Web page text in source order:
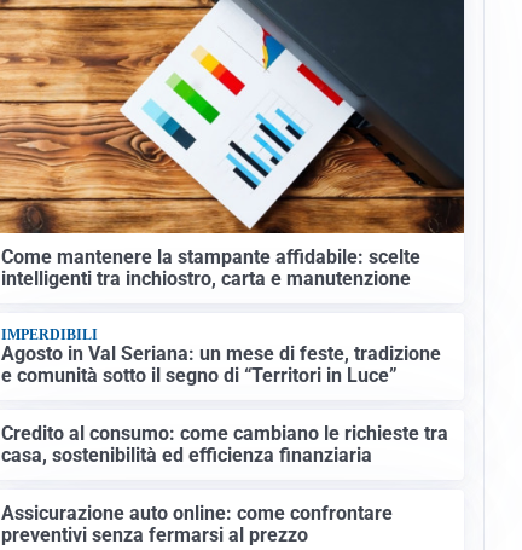
Come mantenere la stampante affidabile: scelte
intelligenti tra inchiostro, carta e manutenzione
IMPERDIBILI
Agosto in Val Seriana: un mese di feste, tradizione
e comunità sotto il segno di “Territori in Luce”
Credito al consumo: come cambiano le richieste tra
casa, sostenibilità ed efficienza finanziaria
Assicurazione auto online: come confrontare
preventivi senza fermarsi al prezzo